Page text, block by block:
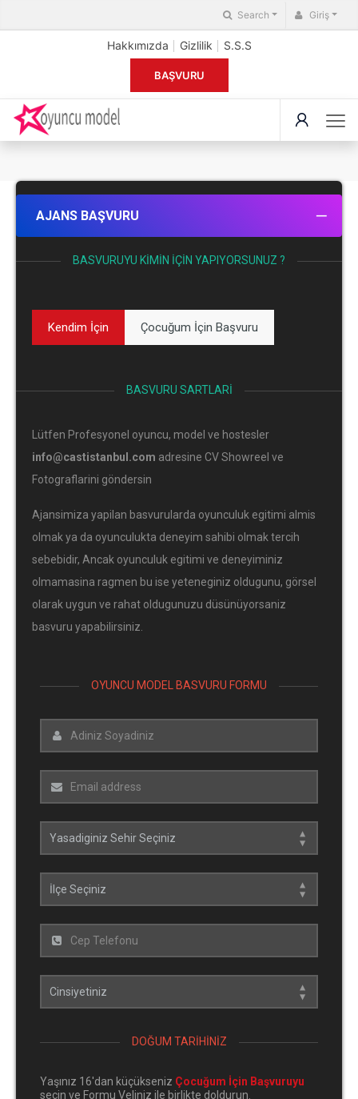
Search Giriş
Hakkımızda Gizlilik S.S.S
BAŞVURU
AJANS BAŞVURU
BASVURUYU KIMIN İÇIN YAPIYORSUNUZ ?
Kendim İçin Çocuğum İçin Başvuru
BASVURU SARTLARI
Lütfen Profesyonel oyuncu, model ve hostesler
info@castistanbul.com adresine CV Showreel ve
Fotograflarini göndersin
Ajansimiza yapilan basvurularda oyunculuk egitimi almis
olmak ya da oyunculukta deneyim sahibi olmak tercih
sebebidir, Ancak oyunculuk egitimi ve deneyiminiz
olmamasina ragmen bu ise yeteneginiz oldugunu, görsel
olarak uygun ve rahat oldugunuzu düsünüyorsaniz
basvuru yapabilirsiniz.
OYUNCU MODEL BASVURU FORMU
DOĞUM TARIHINIZ
Yaşınız 16'dan küçükseniz Çocuğum İçin Başvuruyu
seçin ve Formu Veliniz ile birlikte doldurun.